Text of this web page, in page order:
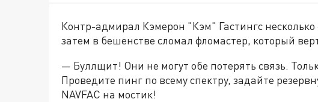
Контр-адмирал Кэмерон "Кэм" Гастингс
затем в бешенстве сломал фломастер, который
— Буллщит! Они не могут обе потерять связь.
Проведите пинг по всему спектру, задайте
NAVFAC на мостик!